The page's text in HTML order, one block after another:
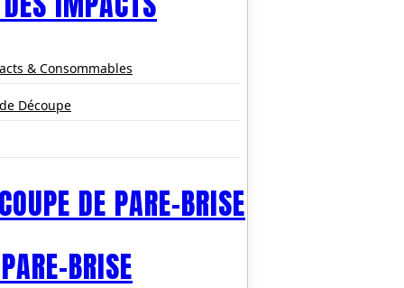
& Consommables
Découpe
DE PARE-BRISE
BRISE